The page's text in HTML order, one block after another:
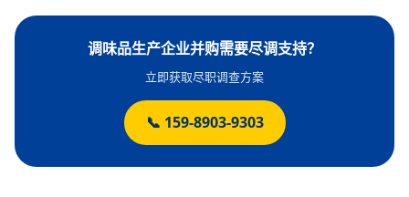
调味品生产企业并购需要尽调支持？
立即获取尽职调查方案
📞 159-8903-9303